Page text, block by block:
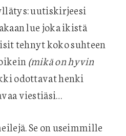
uutiskirjeesi
lue joka ikistä
tehnyt koko suhteen
(mikä on hyvin
odottavat henki
viestiäsi…
Se on useimmille